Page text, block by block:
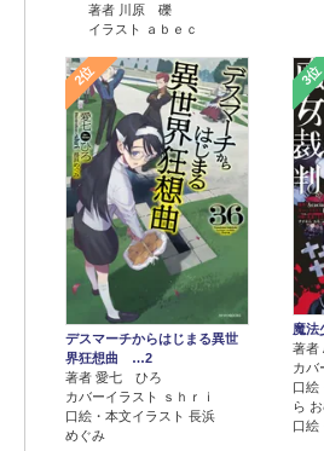
著者 川原 礫
イラスト ａｂｅｃ
2位
デスマーチからはじまる異世
界狂想曲 …2
著者 愛七 ひろ
カバーイラスト ｓｈｒｉ
口絵・本文イラスト 長浜
めぐみ
3位
魔法
著者
カバ
口絵
ら
口絵